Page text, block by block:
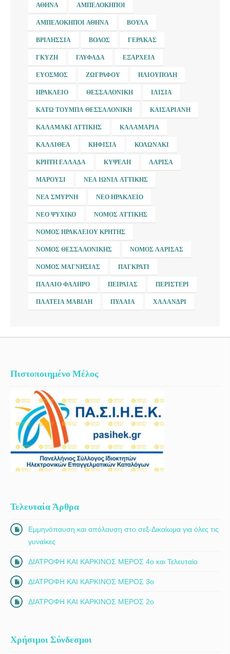
ΑΘΉΝΑ ΑΜΠΕΛΌΚΗΠΟΙ
ΑΜΠΕΛΌΚΗΠΟΙ ΑΘΉΝΑ ΒΟΎΛΑ
ΒΡΙΛΉΣΣΙΑ ΒΌΛΟΣ ΓΈΡΑΚΑΣ
ΓΚΎΖΗ ΓΛΥΦΆΔΑ ΕΞΆΡΧΕΙΑ
ΕΎΟΣΜΟΣ ΖΩΓΡΆΦΟΥ ΗΛΙΟΎΠΟΛΗ
ΗΡΆΚΛΕΙΟ ΘΕΣΣΑΛΟΝΊΚΗ ΙΛΊΣΙΑ
ΚΆΤΩ ΤΟΎΜΠΑ ΘΕΣΣΑΛΟΝΊΚΗ ΚΑΙΣΑΡΙΑΝΉ
ΚΑΛΑΜΆΚΙ ΑΤΤΙΚΉΣ ΚΑΛΑΜΑΡΙΆ
ΚΑΛΛΙΘΈΑ ΚΗΦΙΣΙΆ ΚΟΛΩΝΆΚΙ
ΚΡΉΤΗ ΕΛΛΆΔΑ ΚΥΨΈΛΗ ΛΆΡΙΣΑ
ΜΑΡΟΎΣΙ ΝΈΑ ΙΩΝΊΑ ΑΤΤΙΚΉΣ
ΝΈΑ ΣΜΎΡΝΗ ΝΈΟ ΗΡΆΚΛΕΙΟ
ΝΈΟ ΨΥΧΙΚΌ ΝΟΜΌΣ ΑΤΤΙΚΉΣ
ΝΟΜΌΣ ΗΡΑΚΛΕΊΟΥ ΚΡΉΤΗΣ
ΝΟΜΌΣ ΘΕΣΣΑΛΟΝΊΚΗΣ ΝΟΜΌΣ ΛΆΡΙΣΑΣ
ΝΟΜΌΣ ΜΑΓΝΗΣΊΑΣ ΠΑΓΚΡΆΤΙ
ΠΑΛΑΙΌ ΦΆΛΗΡΟ ΠΕΙΡΑΙΆΣ ΠΕΡΙΣΤΈΡΙ
ΠΛΑΤΕΊΑ ΜΑΒΊΛΗ ΠΥΛΑΊΑ ΧΑΛΆΝΔΡΙ
Πιστοποιημένο Μέλος
Τελευταία Άρθρα
Εμμηνόπαυση και απόλαυση στο σεξ-Δικαίωμα για όλες τις
γυναίκες
ΔΙΑΤΡΟΦΗ ΚΑΙ ΚΑΡΚΙΝΟΣ ΜΕΡΟΣ 4ο και Τελευταίο
ΔΙΑΤΡΟΦΗ ΚΑΙ ΚΑΡΚΙΝΟΣ ΜΕΡΟΣ 3ο
ΔΙΑΤΡΟΦΗ ΚΑΙ ΚΑΡΚΙΝΟΣ ΜΕΡΟΣ 2ο
Χρήσιμοι Σύνδεσμοι